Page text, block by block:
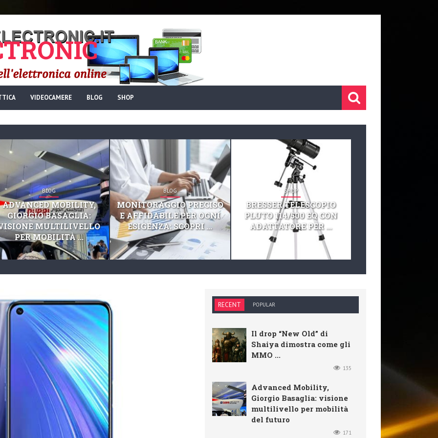
VIDEOCAMERE BLOG SHOP
BLOG
ADVANCED MOBILITY,
GIORGIO BASAGLIA:
MULTILIVELLO
PER MOBILITÀ ...
BLOG
MONITORAGGIO PRECISO
E AFFIDABILE PER OGNI
ESIGENZA: SCOPRI ...
SHOP
BRESSER TELESCOPIO
PLUTO 114/500 EQ CON
ADATTATORE PER ...
RECENT POPULAR
Il drop “New Old” di
Shaiya dimostra come gli
MMO ...
135
Advanced Mobility,
Giorgio Basaglia: visione
multilivello per mobilità
del futuro
171